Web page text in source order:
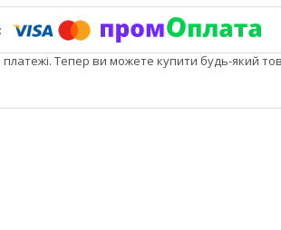
платежі. Тепер ви можете купити будь-який